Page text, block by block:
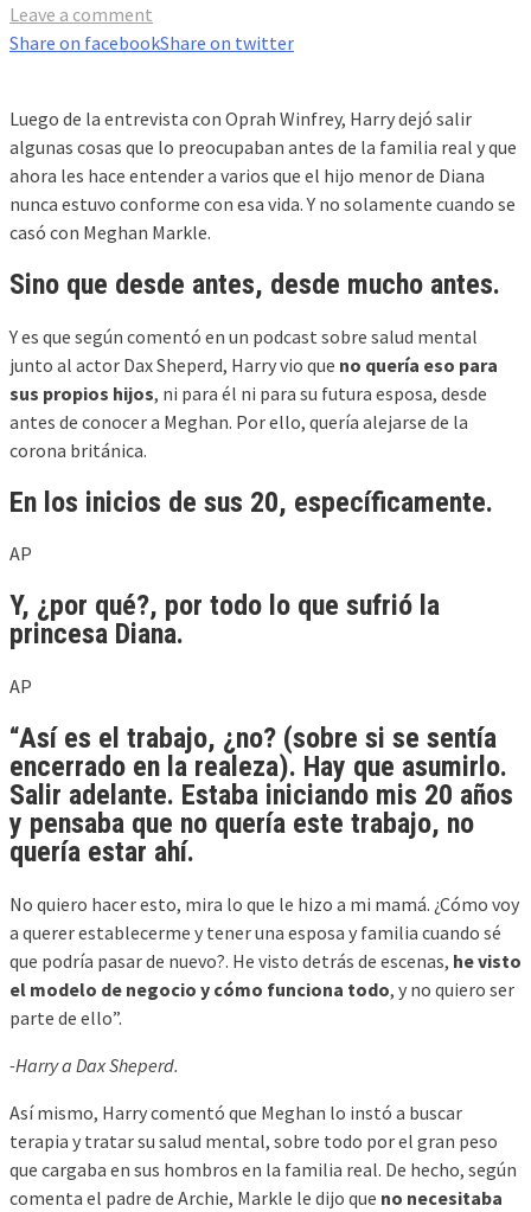
Leave a comment
Share on facebookShare on twitter
Luego de la entrevista con Oprah Winfrey, Harry dejó salir
algunas cosas que lo preocupaban antes de la familia real y que
ahora les hace entender a varios que el hijo menor de Diana
nunca estuvo conforme con esa vida. Y no solamente cuando se
casó con Meghan Markle.
Sino que desde antes, desde mucho antes.
Y es que según comentó en un podcast sobre salud mental
junto al actor Dax Sheperd, Harry vio que no quería eso para
sus propios hijos, ni para él ni para su futura esposa, desde
antes de conocer a Meghan. Por ello, quería alejarse de la
corona británica.
En los inicios de sus 20, específicamente.
AP
Y, ¿por qué?, por todo lo que sufrió la
princesa Diana.
AP
“Así es el trabajo, ¿no? (sobre si se sentía
encerrado en la realeza). Hay que asumirlo.
Salir adelante. Estaba iniciando mis 20 años
y pensaba que no quería este trabajo, no
quería estar ahí.
No quiero hacer esto, mira lo que le hizo a mi mamá. ¿Cómo voy
a querer establecerme y tener una esposa y familia cuando sé
que podría pasar de nuevo?. He visto detrás de escenas, he visto
el modelo de negocio y cómo funciona todo, y no quiero ser
parte de ello”.
-Harry a Dax Sheperd.
Así mismo, Harry comentó que Meghan lo instó a buscar
terapia y tratar su salud mental, sobre todo por el gran peso
que cargaba en sus hombros en la familia real. De hecho, según
comenta el padre de Archie, Markle le dijo que no necesitaba